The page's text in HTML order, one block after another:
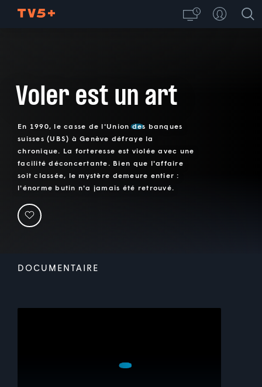
Voler est un art
En 1990, le casse de l'Union des banques
suisses (UBS) à Genève défraye la
chronique. La forteresse est violée avec une
facilité déconcertante. Bien que l'affaire
soit classée, le mystère demeure entier :
l'énorme butin n'a jamais été retrouvé.
DOCUMENTAIRE